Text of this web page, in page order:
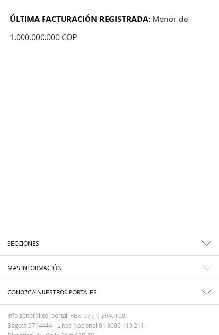
ÚLTIMA FACTURACIÓN REGISTRADA: Menor de
1.000.000.000 COP
SECCIONES
MÁS INFORMACIÓN
CONOZCA NUESTROS PORTALES
Info general del portal: PBX: 57 (1) 2940100.
Bogotá 5714444 - Línea Nacional 01 8000 110 211.